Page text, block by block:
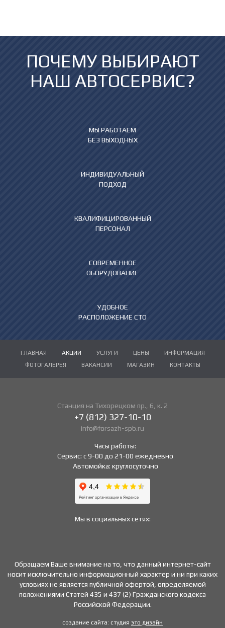
ПОЧЕМУ ВЫБИРАЮТ
НАШ АВТОСЕРВИС?
МЫ РАБОТАЕМ
БЕЗ ВЫХОДНЫХ
ИНДИВИДУАЛЬНЫЙ
ПОДХОД
КВАЛИФИЦИРОВАННЫЙ
ПЕРСОНАЛ
СОВРЕМЕННОЕ
ОБОРУДОВАНИЕ
УДОБНОЕ
РАСПОЛОЖЕНИЕ СТО
ГЛАВНАЯ АКЦИИ УСЛУГИ ЦЕНЫ
ИНФОРМАЦИЯ
ФОТОГАЛЕРЕЯ
ВАКАНСИИ МАГАЗИН КОНТАКТЫ
Станция на Тихорецком пр., 6, к. 2
+7 (812) 327-10-10
info@forsazh-spb.ru
Часы работы:
Сервис: c 9-00 до 21-00 ежедневно
Автомойка: круглосуточно
Мы в социальных сетях:
Обращаем Ваше внимание на то, что данный интернет-сайт
носит исключительно информационный характер и ни при каких
условиях не является публичной офертой, определяемой
положениями Статей 435 и 437 (2) Гражданского кодекса
Российской Федерации.
создание сайта: студия это дизайн